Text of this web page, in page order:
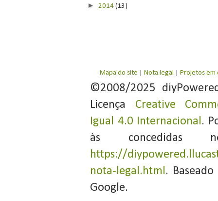
► 2014(13)
Mapa do site Nota legal Projetos em
©2008/2025
Licença Creative
Igual 4.0 Internacional .
às concedidas
https://
nota-legal.html .
Google.